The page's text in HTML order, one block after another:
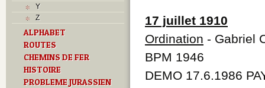
Y
Z
ALPHABET
ROUTES
CHEMINS DE FER
HISTOIRE
PROBLEME JURASSIEN
17 juillet 1910
Ordination - Gabriel
BPM 1946
DEMO 17.6.1986